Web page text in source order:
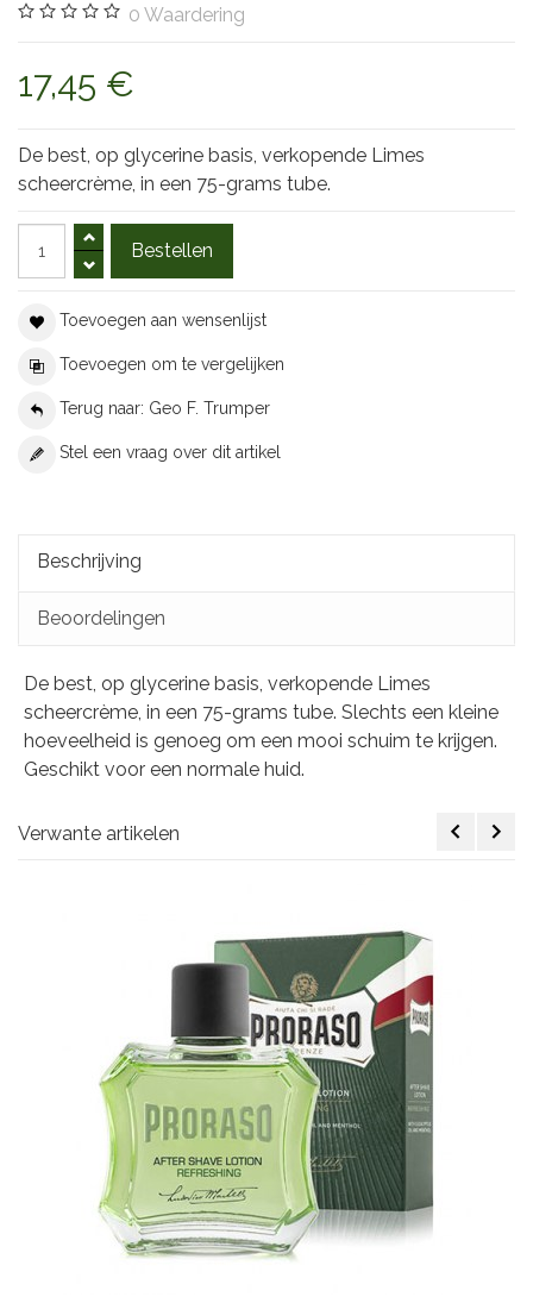
0 Waardering
17,45 €
De best, op glycerine basis, verkopende Limes
scheercrème, in een 75-grams tube.
Toevoegen aan wensenlijst
Toevoegen om te vergelijken
Terug naar: Geo F. Trumper
Stel een vraag over dit artikel
Beschrijving
Beoordelingen
De best, op glycerine basis, verkopende Limes
scheercrème, in een 75-grams tube. Slechts een kleine
hoeveelheid is genoeg om een mooi schuim te krijgen.
Geschikt voor een normale huid.
Verwante artikelen